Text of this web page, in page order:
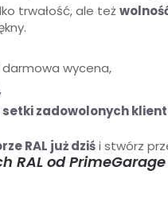
trwałość, ale też
darmowa wycena,
,
zadowolonych
RAL już dziśi stwórz
RAL od